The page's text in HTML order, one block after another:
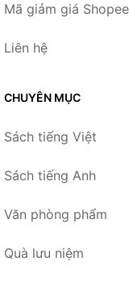
Mã giảm giá Shopee
Liên hệ
CHUYÊN MỤC
Sách tiếng Việt
Sách tiếng Anh
Văn phòng phẩm
Quà lưu niệm